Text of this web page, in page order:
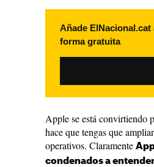
Añade
forma gratuita
Apple se está convirtiendo
hace que tengas que
operativos. Claramente
condenados a